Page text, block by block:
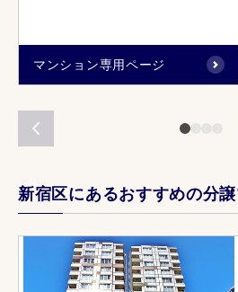
マンション専用ページ
新宿区にあるおすすめの分